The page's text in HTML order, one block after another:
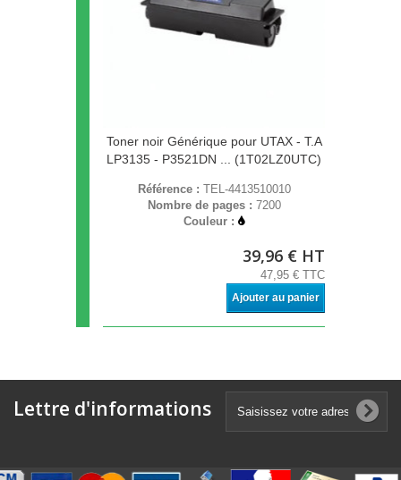
Toner noir Générique pour UTAX - T.A
LP3135 - P3521DN ... (1T02LZ0UTC)
Référence : TEL-4413510010
Nombre de pages : 7200
Couleur :
39,96 € HT
47,95 € TTC
Ajouter au panier
Lettre d'informations